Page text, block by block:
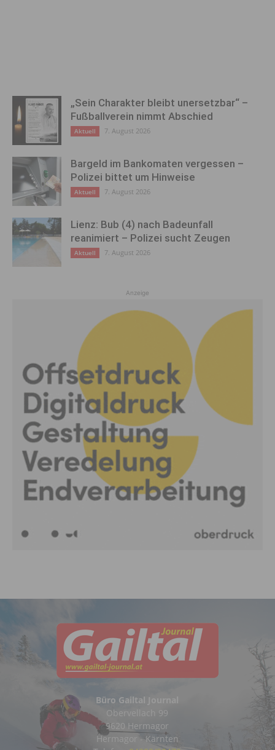
„Sein Charakter bleibt unersetzbar“ –
Fußballverein nimmt Abschied
Aktuell 7. August 2026
Bargeld im Bankomaten vergessen –
Polizei bittet um Hinweise
Aktuell 7. August 2026
Lienz: Bub (4) nach Badeunfall
reanimiert – Polizei sucht Zeugen
Aktuell 7. August 2026
Anzeige
Büro Gailtal Journal
Obervellach 99
9620 Hermagor
Hermagor - Kärnten